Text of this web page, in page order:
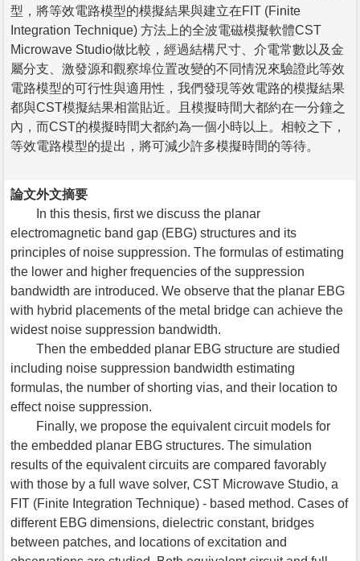
型，將等效電路模型的模擬結果與建立在FIT (Finite
Integration Technique) 方法上的全波電磁模擬軟體CST
Microwave Studio做比較，經過結構尺寸、介電常數以及金
屬分支、激發源和觀察埠位置改變的不同情況來驗證此等效
電路模型的可行性與適用性，我們發現等效電路的模擬結果
都與CST模擬結果相當貼近。且模擬時間大都約在一分鐘之
內，而CST的模擬時間大都約為一個小時以上。相較之下，
等效電路模型的提出，將可減少許多模擬時間的等待。
論文外文摘要
In this thesis, first we discuss the planar
electromagnetic band gap (EBG) structures and its
principles of noise suppression. The formulas of estimating
the lower and higher frequencies of the suppression
bandwidth are introduced. We observe that the planar EBG
with hybrid placements of the metal bridge can achieve the
widest noise suppression bandwidth.
Then the embedded planar EBG structure are studied
including noise suppression bandwidth estimating
formulas, the number of shorting vias, and their location to
effect noise suppression.
Finally, we propose the equivalent circuit models for
the embedded planar EBG structures. The simulation
results of the equivalent circuits are compared favorably
with those by a full wave solver, CST Microwave Studio, a
FIT (Finite Integration Technique) - based method. Cases of
different EBG dimensions, dielectric constant, bridges
between patches, and locations of excitation and